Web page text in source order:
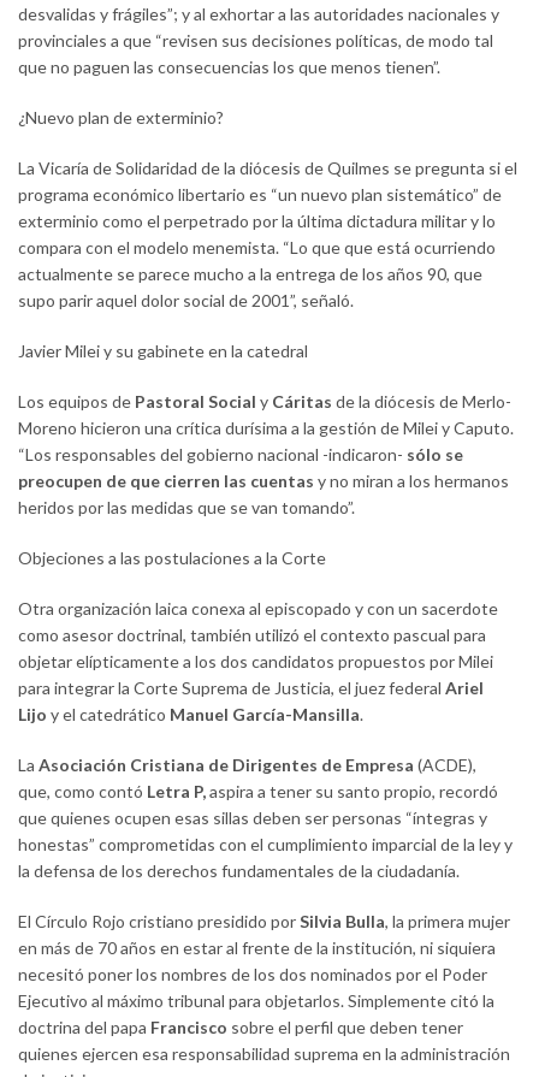
desvalidas y frágiles”; y al exhortar a las autoridades nacionales y
provinciales a que “revisen sus decisiones políticas, de modo tal
que no paguen las consecuencias los que menos tienen”.
¿Nuevo plan de exterminio?
La Vicaría de Solidaridad de la diócesis de Quilmes se pregunta si el
programa económico libertario es “un nuevo plan sistemático” de
exterminio como el perpetrado por la última dictadura militar y lo
compara con el modelo menemista. “Lo que que está ocurriendo
actualmente se parece mucho a la entrega de los años 90, que
supo parir aquel dolor social de 2001”, señaló.
Javier Milei y su gabinete en la catedral
Los equipos de Pastoral Social y Cáritas de la diócesis de Merlo-
Moreno hicieron una crítica durísima a la gestión de Milei y Caputo.
“Los responsables del gobierno nacional -indicaron- sólo se
preocupen de que cierren las cuentas y no miran a los hermanos
heridos por las medidas que se van tomando”.
Objeciones a las postulaciones a la Corte
Otra organización laica conexa al episcopado y con un sacerdote
como asesor doctrinal, también utilizó el contexto pascual para
objetar elípticamente a los dos candidatos propuestos por Milei
para integrar la Corte Suprema de Justicia, el juez federal Ariel
Lijo y el catedrático Manuel García-Mansilla.
La Asociación Cristiana de Dirigentes de Empresa (ACDE),
que, como contó Letra P,aspira a tener su santo propio, recordó
que quienes ocupen esas sillas deben ser personas “íntegras y
honestas” comprometidas con el cumplimiento imparcial de la ley y
la defensa de los derechos fundamentales de la ciudadanía.
El Círculo Rojo cristiano presidido porSilvia Bulla, la primera mujer
en más de 70 años en estar al frente de la institución, ni siquiera
necesitó poner los nombres de los dos nominados por el Poder
Ejecutivo al máximo tribunal para objetarlos. Simplemente citó la
doctrina del papa Francisco sobre el perfil que deben tener
quienes ejercen esa responsabilidad suprema en la administración